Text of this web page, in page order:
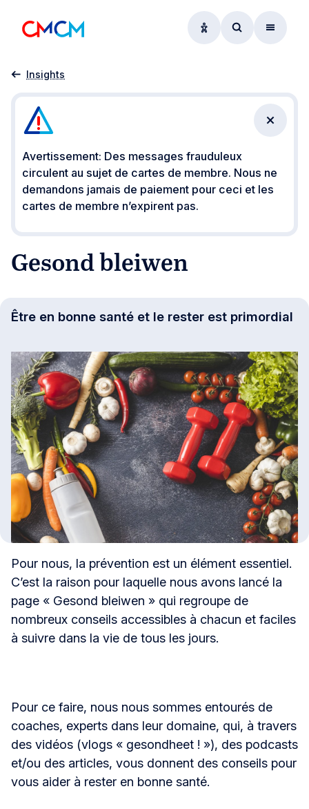
OptionsAccéder au
Menu
Accueil
Insights
Gesond bleiwen
Avertissement: Des messages frauduleux
circulent au sujet de cartes de membre. Nous ne
demandons jamais de paiement pour ceci et les
cartes de membre n’expirent pas.
Gesond bleiwen
Être en bonne santé et le rester est primordial
Pour nous, la prévention est un élément essentiel.
C’est la raison pour laquelle nous avons lancé la
page « Gesond bleiwen » qui regroupe de
nombreux conseils accessibles à chacun et faciles
à suivre dans la vie de tous les jours.
Pour ce faire, nous nous sommes entourés de
coaches, experts dans leur domaine, qui, à travers
des vidéos (vlogs « gesondheet ! »), des podcasts
et/ou des articles, vous donnent des conseils pour
vous aider à rester en bonne santé.